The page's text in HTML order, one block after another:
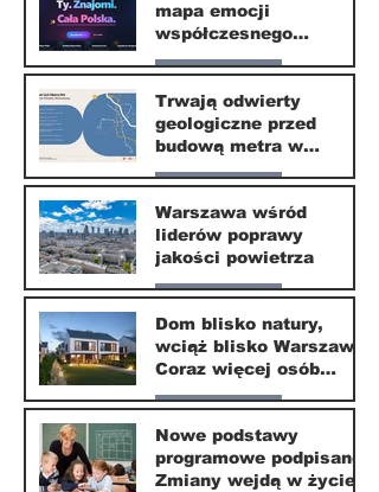
30 mar
mapa emocji
współczesnego
społeczeństwa
Nasze miasto
30 mar
Trwają odwierty
geologiczne przed
budową metra w
Wilanowie
Nasze miasto
24 mar
Warszawa wśród
liderów poprawy
jakości powietrza
Nasze miasto
24 mar
Dom blisko natury,
wciąż blisko Warszawy.
Coraz więcej osób
wybiera ten kierunek
Nasze miasto
20 mar
Nowe podstawy
programowe podpisane.
Zmiany wejdą w życie